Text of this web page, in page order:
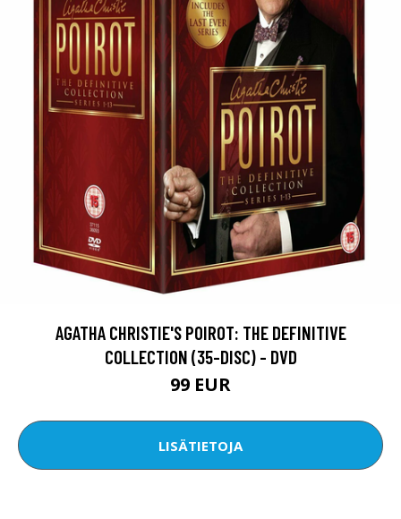
AGATHA CHRISTIE'S POIROT: THE DEFINITIVE
COLLECTION (35-DISC) - DVD
99 EUR
LISÄTIETOJA